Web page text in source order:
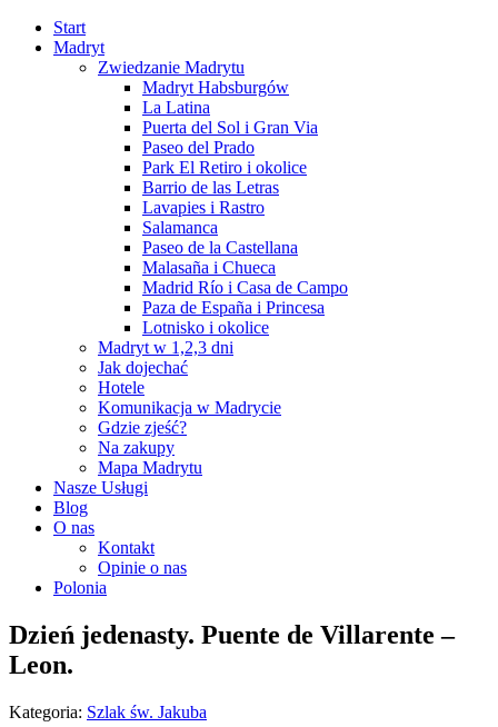
Start
Madryt
Zwiedzanie Madrytu
Madryt Habsburgów
La Latina
Puerta del Sol i Gran Via
Paseo del Prado
Park El Retiro i okolice
Barrio de las Letras
Lavapies i Rastro
Salamanca
Paseo de la Castellana
Malasaña i Chueca
Madrid Río i Casa de Campo
Paza de España i Princesa
Lotnisko i okolice
Madryt w 1,2,3 dni
Jak dojechać
Hotele
Komunikacja w Madrycie
Gdzie zjeść?
Na zakupy
Mapa Madrytu
Nasze Usługi
Blog
O nas
Kontakt
Opinie o nas
Polonia
Dzień jedenasty. Puente de Villarente –
Leon.
Kategoria: Szlak św. Jakuba